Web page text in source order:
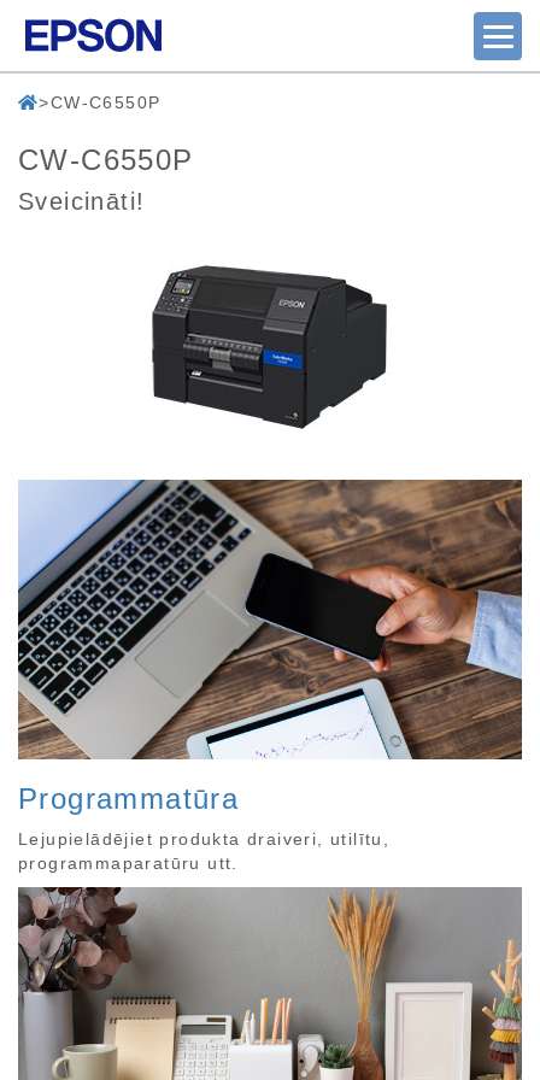
CW-C6550P
CW-C6550P
Sveicināti!
Programmatūra
Lejupielādējiet produkta draiveri, utilītu,
programmaparatūru utt.